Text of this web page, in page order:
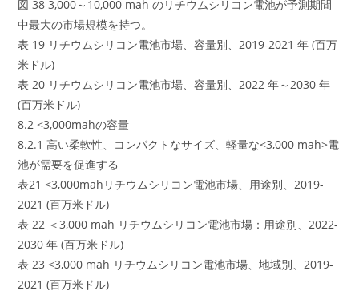
図 38 3,000～10,000 mah のリチウムシリコン電池が予測期間
中最大の市場規模を持つ。
表 19 リチウムシリコン電池市場、容量別、2019-2021 年 (百万
米ドル)
表 20 リチウムシリコン電池市場、容量別、2022 年～2030 年
(百万米ドル)
8.2 <3,000mahの容量
8.2.1 高い柔軟性、コンパクトなサイズ、軽量な<3,000 mah>電
池が需要を促進する
表21 <3,000mahリチウムシリコン電池市場、用途別、2019-
2021 (百万米ドル)
表 22 ＜3,000 mah リチウムシリコン電池市場：用途別、2022-
2030 年 (百万米ドル)
表 23 <3,000 mah リチウムシリコン電池市場、地域別、2019-
2021 (百万米ドル)